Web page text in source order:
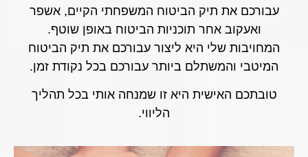
עבורכם את תיק הביטוח המשפחתי הקיים, אשפר
ואעקוב אחר תוכניות הביטוח באופן שוטף.
המחויבות שלי היא ליצור עבורכם את תיק הביטוח
המיטבי והמשתלם ביותר עבורכם בכל נקודת זמן.
טובתכם האישית היא זו שמנחה אותי בכל תהליך
הליווי.